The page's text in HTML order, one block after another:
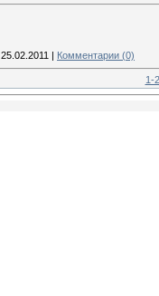
25.02.2011 | Комментарии (0)
1-